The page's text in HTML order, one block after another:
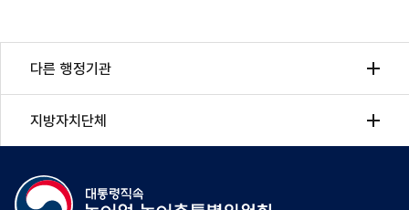
다른 행정기관
지방자치단체